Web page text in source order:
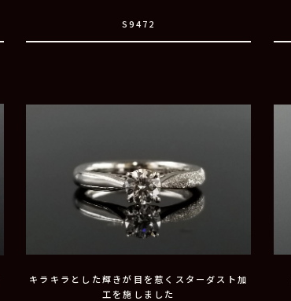
S9472
キラキラとした輝きが目を惹くスターダスト加
工を施しました